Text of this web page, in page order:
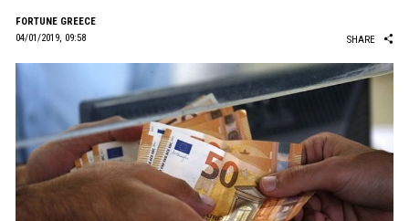
FORTUNE GREECE
04/01/2019, 09:58
SHARE